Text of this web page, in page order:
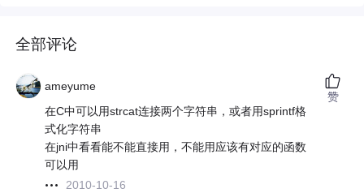
全部评论
ameyume
在C中可以用strcat连接两个字符串，或者用sprintf格
式化字符串
在jni中看看能不能直接用，不能用应该有对应的函数
可以用
2010-10-16
赞